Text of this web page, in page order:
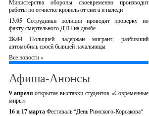
Министерства обороны своевременно производит
работы по отчистке кровель от снега и наледи
13.05 Сотрудники полиции проводят проверку по
факту смертельного ДТП на дамбе
28.04
Полицией задержан мигрант, разбивший
автомобиль своей бывшей начальницы
Все новости »
Афиша-Анонсы
9 апреляоткрытие выставки студентов «Современные
миры»
16 и 17 мартаФестиваль "День Римского-Корсакова"